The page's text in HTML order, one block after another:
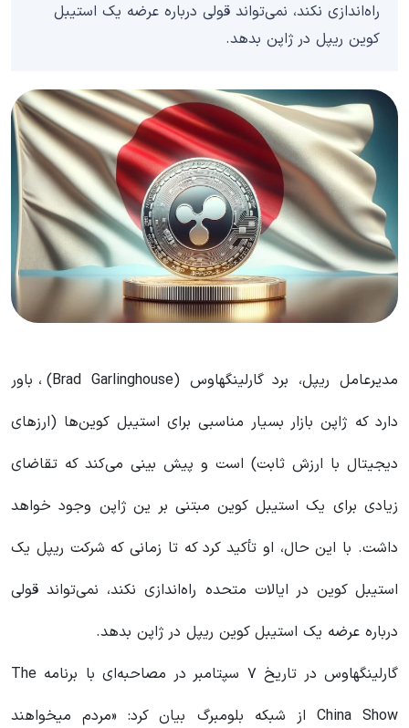
راه‌اندازی نکند، نمی‌تواند قولی درباره عرضه یک استیبل‌
کوین ریپل در ژاپن بدهد.
مدیرعامل ریپل، برد گارلینگهاوس (Brad Garlinghouse)، باور
دارد که ژاپن بازار بسیار مناسبی برای استیبل‌ کوین‌ها (ارزهای
دیجیتال با ارزش ثابت) است و پیش‌ بینی می‌کند که تقاضای
زیادی برای یک استیبل‌ کوین مبتنی بر ین ژاپن وجود خواهد
داشت. با این حال، او تأکید کرد که تا زمانی که شرکت ریپل یک
استیبل‌ کوین در ایالات متحده راه‌اندازی نکند، نمی‌تواند قولی
درباره عرضه یک استیبل‌ کوین ریپل در ژاپن بدهد.
گارلینگهاوس در تاریخ ۷ سپتامبر در مصاحبه‌ای با برنامه The
China Show از شبکه بلومبرگ بیان کرد: «مردم میخواهند